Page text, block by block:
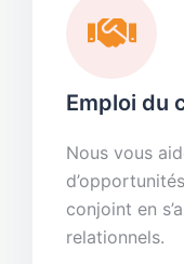
Emploi du
Nous vous
conjoint en
relationnels.